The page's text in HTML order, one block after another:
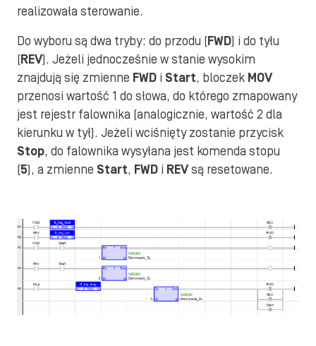
realizowała sterowanie.
Do wyboru są dwa tryby: do przodu (FWD) i do tyłu
(REV). Jeżeli jednocześnie w stanie wysokim
znajdują się zmienne FWD i Start, bloczek MOV
przenosi wartość 1 do słowa, do którego zmapowany
jest rejestr falownika (analogicznie, wartość 2 dla
kierunku w tył). Jeżeli wciśnięty zostanie przycisk
Stop, do falownika wysyłana jest komenda stopu
(5), a zmienne Start, FWD i REVsą resetowane.